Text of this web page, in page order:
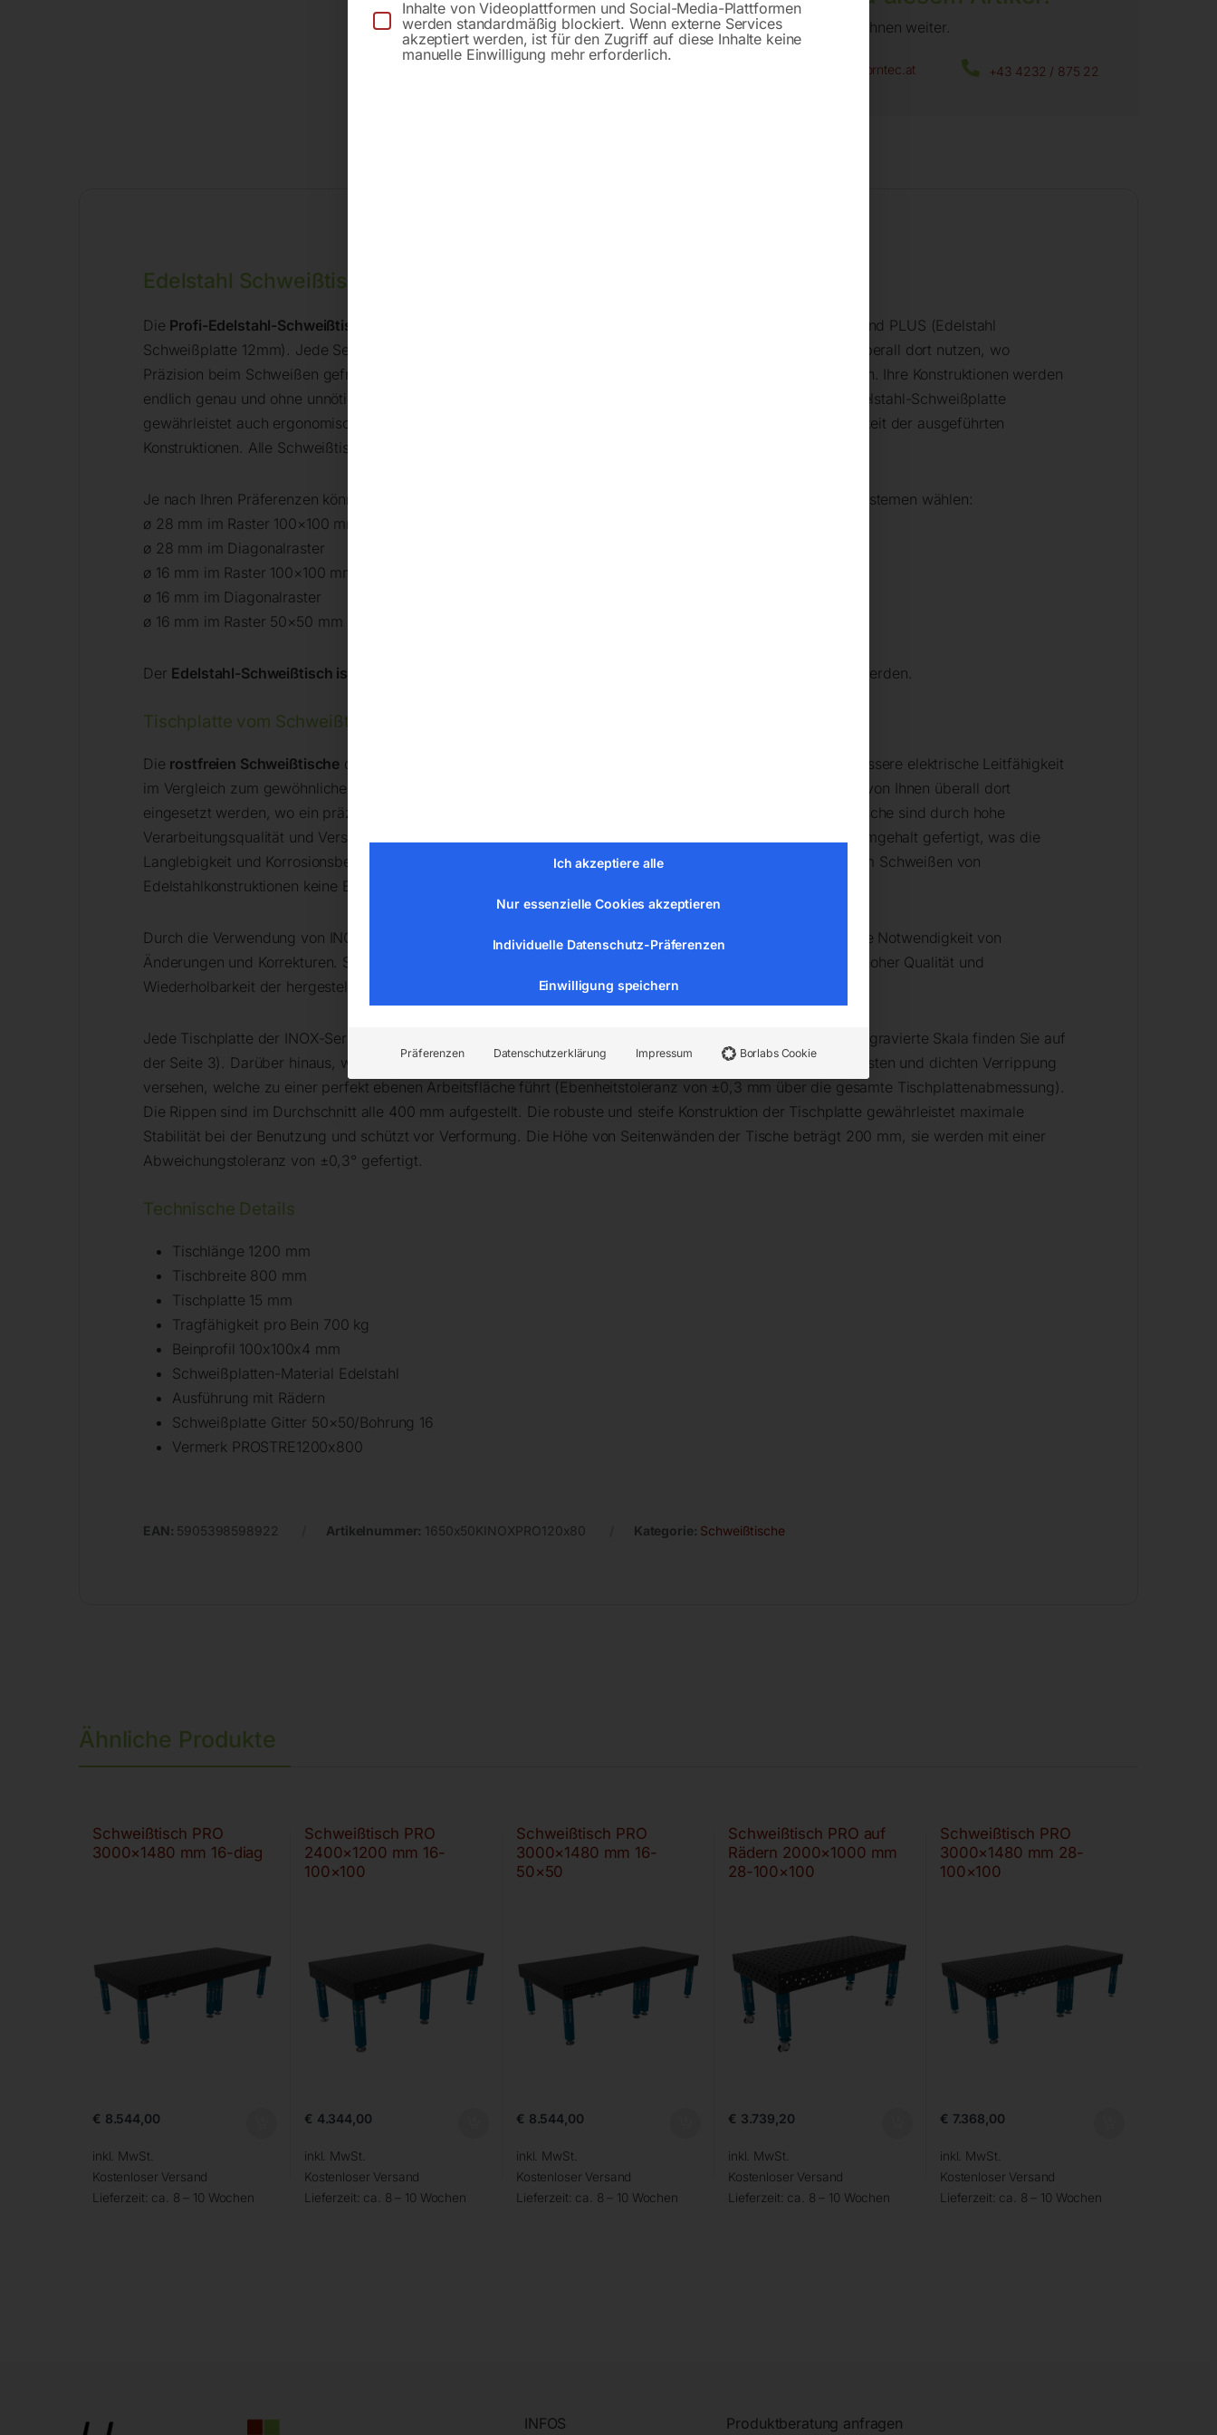
Gerne helfen wir Ihnen weiter.
office@horntec.at +43 4232 / 875 22
Edelstahl Schweißtisch auf Rädern – Serie PRO
Die Profi-Edelstahl-Schweißtische
und PLUS (Edelstahl
Schweißplatte 12mm). Jede Serie hat 10 verschiedene Plattformabmessungen zur Auswahl. Sie können sie überall dort nutzen, wo
Präzision beim Schweißen gefragt wird. Sie nutzen ihn zum manuellen oder automatischen Schweißen nutzen. Ihre Konstruktionen werden
endlich genau und ohne unnötige Verbesserungen ausgeführt! Der günstige und stabile Schweißtisch mit Edelstahl-Schweißplatte
gewährleistet auch ergonomische und schnelle Arbeit unter Einhaltung der Präzision sowie die Wiederholbarkeit der ausgeführten
Konstruktionen. Alle Schweißtische können mit Füßen oder wahlweise mit Rädern ausgeführt werden.
Je nach Ihren Präferenzen können Sie ihren
aus den nachfolgenden Bohrungssystemen wählen:
ø 28 mm im Raster 100×100 mm
ø 28 mm im Diagonalraster
ø 16 mm im Raster 100×100 mm
ø 16 mm im Diagonalraster
ø 16 mm im Raster 50×50 mm
Der Edelstahl-Schweißtisch ist mit Rädern ausgestattet und kann spielend an eine andere Position bewegt werden.
Tischplatte vom Schweißtisch – Schweißplatte in Edelstahl
Die rostfreien Schweißtische der INOX-Serie sind aus rostfreiem Stahl der Güte 1.4301 gefertigt, der eine bessere elektrische Leitfähigkeit
im Vergleich zum gewöhnlichen Stahl hat – elektrischer Widerstand bei 20°C = 0,73 (Ω mm²)/m. Sie können von Ihnen überall dort
eingesetzt werden, wo ein präzises Schweißen von rostfreiem Stahl erforderlich ist. Die rostfreien Schweißtische sind durch hohe
Verarbeitungsqualität und Verschleißfestigkeit gekennzeichnet. Sie sind aus rostfreiem Stahl mit hohem Chromgehalt gefertigt, was die
Langlebigkeit und Korrosionsbeständigkeit versichert. Bei der Arbeit mit Schweißtischen GPPHINOX sind beim Schweißen von
Edelstahlkonstruktionen keine Eisenausscheidungen und keine Korrosionsausbrüche zu befürchten.
Durch die Verwendung von INOX-Tischen werden Ihre Konstruktionen präzise und genau
ausgeführt, ohne die Notwendigkeit von
Änderungen und Korrekturen. Sie gewährleisten ein
bei gleichzeitig hoher Qualität und
Wiederholbarkeit der hergestellten Konstruktionen.
Jede Tischplatte der INOX-Serie ist mit einer eingravierten Skala ausgeführt (mehr Informationen über die eingravierte Skala finden Sie auf
der Seite 3). Darüber hinaus, wie bei herkömmlichen Schweißtischen, werden die Tischplatten mit einer robusten und dichten Verrippung
versehen, welche zu einer perfekt ebenen Arbeitsfläche führt (Ebenheitstoleranz von ±0,3 mm über die gesamte Tischplattenabmessung).
Die Rippen sind im Durchschnitt alle 400 mm aufgestellt. Die robuste und steife Konstruktion der Tischplatte gewährleistet maximale
Stabilität bei der Benutzung und schützt vor Verformung. Die Höhe von Seitenwänden der Tische beträgt 200 mm, sie werden mit einer
Abweichungstoleranz von ±0,3° gefertigt.
Technische Details
Tischlänge 1200 mm
Tischbreite 800 mm
Tischplatte 15 mm
Tragfähigkeit pro Bein 700 kg
Beinprofil 100x100x4 mm
Schweißplatten-Material Edelstahl
Ausführung mit Rädern
Schweißplatte Gitter 50×50/Bohrung 16
Vermerk PROSTRE1200x800
EAN: 5905398598922 Artikelnummer: 1650x50KINOXPRO120x80 Kategorie: Schweißtische
Ähnliche Produkte
Schweißtisch PRO
3000×1480 mm 16-diag
€ 8.544,00
inkl. MwSt.
Kostenloser Versand
Lieferzeit: ca. 8 – 10 Wochen
Schweißtisch PRO
2400×1200 mm 16-
100×100
€ 4.344,00
inkl. MwSt.
Kostenloser Versand
Lieferzeit: ca. 8 – 10 Wochen
Schweißtisch PRO
3000×1480 mm 16-
50×50
€ 8.544,00
inkl. MwSt.
Kostenloser Versand
Lieferzeit: ca. 8 – 10 Wochen
Schweißtisch PRO auf
Rädern 2000×1000 mm
28-100×100
€ 3.739,20
inkl. MwSt.
Kostenloser Versand
Lieferzeit: ca. 8 – 10 Wochen
Schweißtisch PRO
3000×1480 mm 28-
100×100
€ 7.368,00
inkl. MwSt.
Kostenloser Versand
Lieferzeit: ca. 8 – 10 Wochen
INFOS Produktberatung anfragen
Inhalte von Videoplattformen und Social-Media-Plattformen
werden standardmäßig blockiert. Wenn externe Services
akzeptiert werden, ist für den Zugriff auf diese Inhalte keine
manuelle Einwilligung mehr erforderlich.
Ich akzeptiere alle
Nur essenzielle Cookies akzeptieren
Individuelle Datenschutz-Präferenzen
Einwilligung speichern
Präferenzen Datenschutzerklärung Impressum Borlabs Cookie